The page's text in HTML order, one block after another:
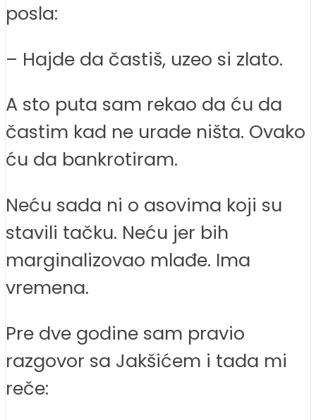
posla:
– Hajde da častiš, uzeo si zlato.
A sto puta sam rekao da ću da
častim kad ne urade ništa. Ovako
ću da bankrotiram.
Neću sada ni o asovima koji su
stavili tačku. Neću jer bih
marginalizovao mlađe. Ima
vremena.
Pre dve godine sam pravio
razgovor sa Jakšićem i tada mi
reče: